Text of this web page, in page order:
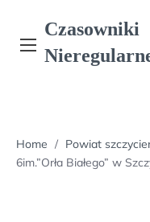
content
Czasowniki
Home / Powiat
6im.”Orła Białego” w